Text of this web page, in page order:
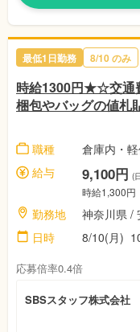
最低1日勤務 8/10のみ
時給1300円★☆交通
梱包やバッグの値
職種
倉庫内・
給与
9,100円 (
時給1,300円
勤務地 神奈川県 /
日時
8/10(月)
応募倍率0.4倍
SBSスタッフ株式会社